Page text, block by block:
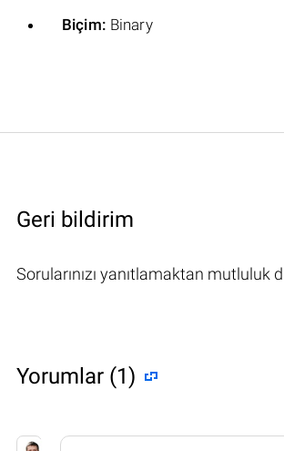
Biçim: Binary
Geri bildirim
Sorularınızı yanıtlamaktan mutluluk
Yorumlar (1)